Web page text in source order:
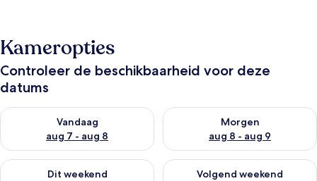
Kameropties
Controleer de beschikbaarheid voor deze
datums
Vandaag
aug 7 - aug 8
De beschikbaarheid controleren voor vanavond aug 7 - aug 8
Morgen
aug 8 - aug 9
De beschikbaarheid
Dit weekend
De beschikbaarheid controleren voor dit weekend aug 7 -
Volgend weekend
De beschikbaarheid